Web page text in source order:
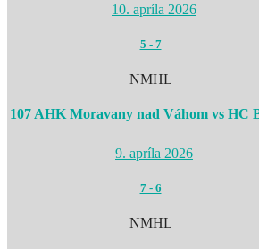
10. apríla 2026
5 - 7
NMHL
107 AHK Moravany nad Váhom vs HC
9. apríla 2026
7- 6
NMHL